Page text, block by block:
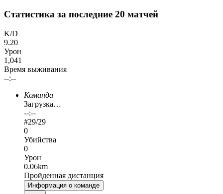
Статистика за последние 20 матчей
K/D
9.20
Урон
1,041
Время выживания
--:--
Команда
Загрузка…
--:--
#29/29
0
Убийства
0
Урон
0.06km
Пройденная дистанция
Информация о команде